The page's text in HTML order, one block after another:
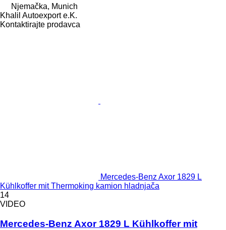
Njemačka, Munich
Khalil Autoexport e.K.
Kontaktirajte prodavca
Mercedes-Benz Axor 1829 L
Kühlkoffer mit Thermoking kamion hladnjača
14
VIDEO
Mercedes-Benz Axor 1829 L Kühlkoffer mit